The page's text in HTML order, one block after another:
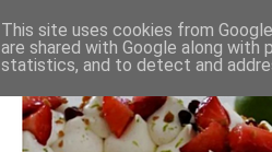
This site uses cookies from
are shared with Google along
statistics, and to detect and